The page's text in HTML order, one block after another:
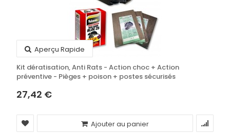
Aperçu Rapide
Kit dératisation, Anti Rats - Action choc + Action
préventive - Pièges + poison + postes sécurisés
27,42 €
Ajouter au panier